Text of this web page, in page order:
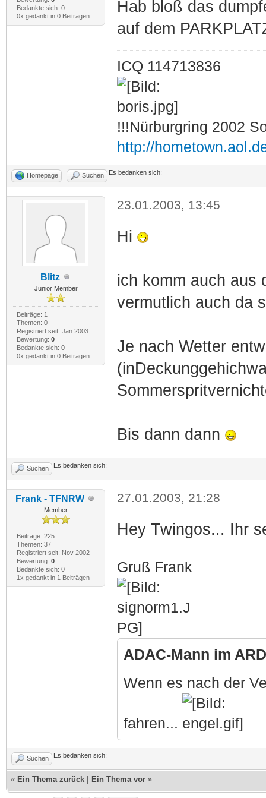
Bedankte sich: 0
0x gedankt in 0 Beiträgen
Hab bloß das
auf dem
ICQ 114713836
!!!Nürburgring 2002
http://
Homepage Suchen Es bedanken sich:
Blitz
Junior Member
Beiträge: 1
Themen: 0
Registriert seit: Jan 2003
Bewertung: 0
Bedankte sich: 0
0x gedankt in 0 Beiträgen
23.01.2003, 13:45
Hi
ich komm auch aus
vermutlich auch da
Je nach Wetter
Bis dann dann
Suchen Es bedanken sich:
Frank - TFNRW
Member
Beiträge: 225
Themen: 37
Registriert seit: Nov 2002
Bewertung: 0
Bedankte sich: 0
1x gedankt in 1 Beiträgen
27.01.2003, 21:28
Hey Twingos... Ihr
Gruß Frank
ADAC-Mann im
Wenn es nach der
fahren...
Suchen Es bedanken sich:
« Ein Thema zurück Ein Thema vor »